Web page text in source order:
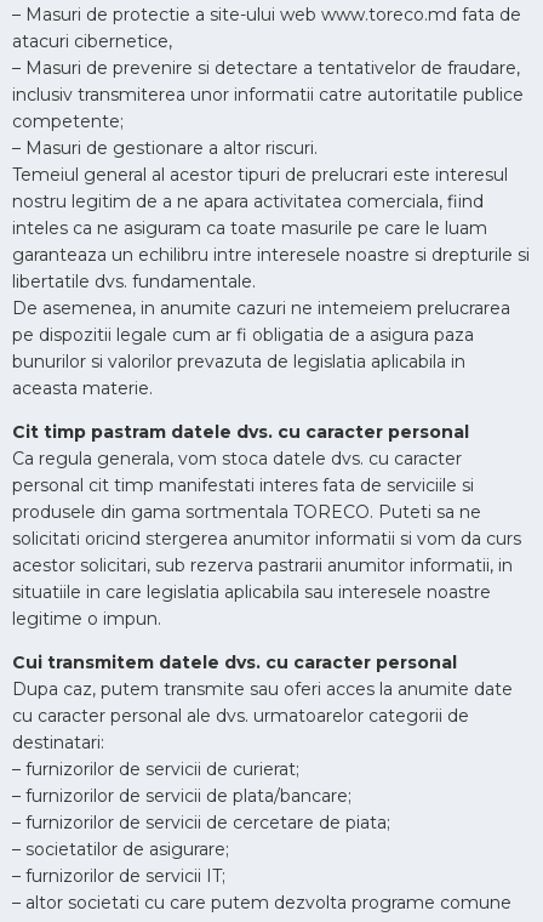
– Masuri de protectie a site-ului web www.toreco.md fata de
atacuri cibernetice,
– Masuri de prevenire si detectare a tentativelor de fraudare,
inclusiv transmiterea unor informatii catre autoritatile publice
competente;
– Masuri de gestionare a altor riscuri.
Temeiul general al acestor tipuri de prelucrari este interesul
nostru legitim de a ne apara activitatea comerciala, fiind
inteles ca ne asiguram ca toate masurile pe care le luam
garanteaza un echilibru intre interesele noastre si drepturile si
libertatile dvs. fundamentale.
De asemenea, in anumite cazuri ne intemeiem prelucrarea
pe dispozitii legale cum ar fi obligatia de a asigura paza
bunurilor si valorilor prevazuta de legislatia aplicabila in
aceasta materie.
Cit timp pastram datele dvs. cu caracter personal
Ca regula generala, vom stoca datele dvs. cu caracter
personal cit timp manifestati interes fata de serviciile si
produsele din gama sortmentala TORECO. Puteti sa ne
solicitati oricind stergerea anumitor informatii si vom da curs
acestor solicitari, sub rezerva pastrarii anumitor informatii, in
situatiile in care legislatia aplicabila sau interesele noastre
legitime o impun.
Cui transmitem datele dvs. cu caracter personal
Dupa caz, putem transmite sau oferi acces la anumite date
cu caracter personal ale dvs. urmatoarelor categorii de
destinatari:
– furnizorilor de servicii de curierat;
– furnizorilor de servicii de plata/bancare;
– furnizorilor de servicii de cercetare de piata;
– societatilor de asigurare;
– furnizorilor de servicii IT;
– altor societati cu care putem dezvolta programe comune